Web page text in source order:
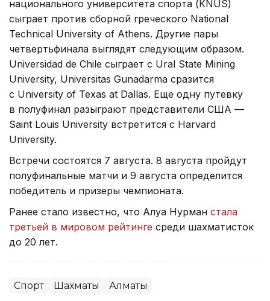
национального университета спорта (KNUS)
сыграет против сборной греческого National
Technical University of Athens. Другие пары
четвертьфинала выглядят следующим образом.
Universidad de Chile сыграет с Ural State Mining
University, Universitas Gunadarma сразится
с University of Texas at Dallas. Еще одну путевку
в полуфинал разыграют представители США —
Saint Louis University встретится с Harvard
University.
Встречи состоятся 7 августа. 8 августа пройдут
полуфинальные матчи и 9 августа определится
победитель и призеры чемпионата.
Ранее стало известно, что Алуа Нурман стала
третьей в мировом рейтинге среди шахматисток
до 20 лет.
Спорт Шахматы Алматы